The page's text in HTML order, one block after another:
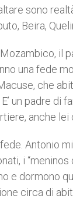
sono
Beira,
il
una fede
che
un padre di
anche lei
Antonio
i “meninos
e dormono
circa di